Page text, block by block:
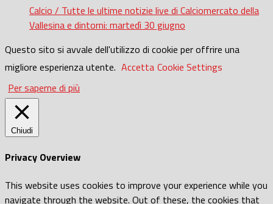
Calcio / Tutte le ultime notizie live di Calciomercato della
Vallesina e dintorni: martedì 30 giugno
Questo sito si avvale dell'utilizzo di cookie per offrire una
migliore esperienza utente. Accetta Cookie Settings
Per saperne di più
Chiudi
Privacy Overview
This website uses cookies to improve your experience while you
navigate through the website. Out of these, the cookies that